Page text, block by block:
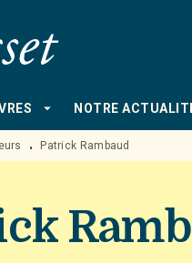
RECHERCHE
arrow_drop_down NOTRE
• Patrick Rambaud